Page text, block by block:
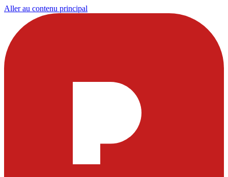
Aller au contenu principal